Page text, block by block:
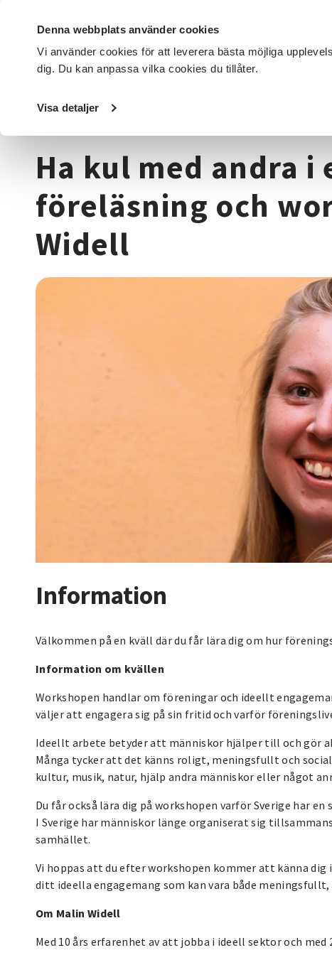
Denna webbplats använder cookies
Vi använder cookies för att leverera bästa möjliga
dig. Du kan anpassa vilka cookies du tillåter.
Visa detaljer
DET HÄR GÖR VI FÖR DIG SOM SÖK KURSER OCH EVENEMANG
Startsida / Kurser och evenemang
Ha kul med andra i
föreläsning och
Widell
Information
Välkommen på en kväll där du får lära dig om hur
Information om kvällen
Workshopen handlar om föreningar och ideellt
väljer att engagera sig på sin fritid och varför
Ideellt arbete betyder att människor hjälper till och gör
Många tycker att det känns roligt, meningsfullt och
kultur, musik, natur, hjälp andra människor eller något
Du får också lära dig på workshopen varför Sverige har
I Sverige har människor länge organiserat sig
samhället.
Vi hoppas att du efter workshopen kommer att känna
ditt ideella engagemang som kan vara både
Om Malin Widell
Med 10 års erfarenhet av att jobba i ideell sektor och